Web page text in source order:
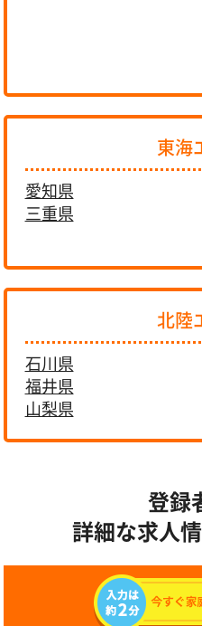
東海
愛知県
三重県
北陸
石川県
福井県
山梨県
登録
詳細な求人